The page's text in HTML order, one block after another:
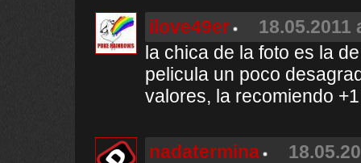
ilove49er
18.05.2011
la chica de la foto es la
pelicula un poco
valores, la recomiendo +1
nadatermina